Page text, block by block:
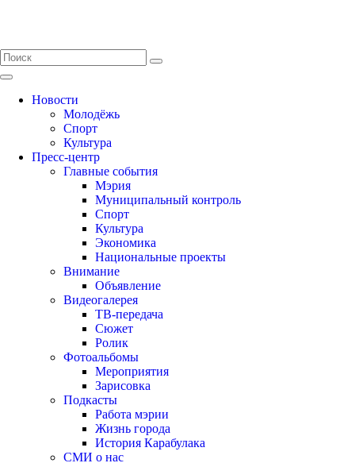
Новости
Молодёжь
Спорт
Культура
Пресс-центр
Главные события
Мэрия
Муниципальный контроль
Спорт
Культура
Экономика
Национальные проекты
Внимание
Объявление
Видеогалерея
ТВ-передача
Сюжет
Ролик
Фотоальбомы
Мероприятия
Зарисовка
Подкасты
Работа мэрии
Жизнь города
История Карабулака
СМИ о нас